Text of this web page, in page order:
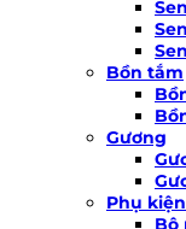
Bồn tắm
Gương
Phụ
Bộ